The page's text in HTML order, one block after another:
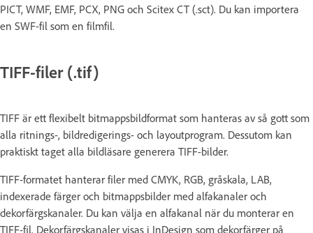
PICT, WMF, EMF, PCX, PNG och Scitex CT (.sct). Du kan importera
en SWF-fil som en filmfil.
TIFF-filer (.tif)
TIFF är ett flexibelt bitmappsbildformat som hanteras av så gott som
alla ritnings-, bildredigerings- och layoutprogram. Dessutom kan
praktiskt taget alla bildläsare generera TIFF-bilder.
TIFF-formatet hanterar filer med CMYK, RGB, gråskala, LAB,
indexerade färger och bitmappsbilder med alfakanaler och
dekorfärgskanaler. Du kan välja en alfakanal när du monterar en
TIFF-fil. Dekorfärgskanaler visas i InDesign som dekorfärger på